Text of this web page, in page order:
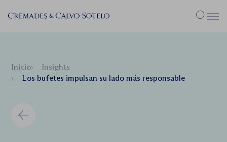
Menú
Inicio
Insights
Los bufetes impulsan su lado más responsable